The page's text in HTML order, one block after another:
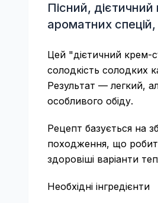
Пісний,
ароматних
Цей "дієтичний крем-
солодкість солодких
Результат — легкий,
особливого обіду.
Рецепт базується на
походження, що
здоровіші варіанти
Необхідні інгредієнти